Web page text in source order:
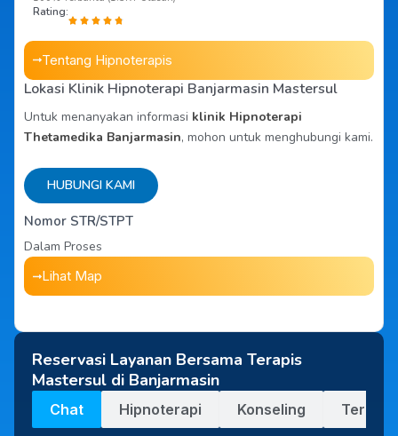
Rating:
Tentang Hipnoterapis
Lokasi Klinik Hipnoterapi Banjarmasin Mastersul
Untuk menanyakan informasi klinik Hipnoterapi
Thetamedika Banjarmasin, mohon untuk menghubungi kami.
HUBUNGI KAMI
Nomor STR/STPT
Dalam Proses
Lihat Map
Reservasi Layanan Bersama Terapis
Mastersul di Banjarmasin
Chat Hipnoterapi Konseling Terapi